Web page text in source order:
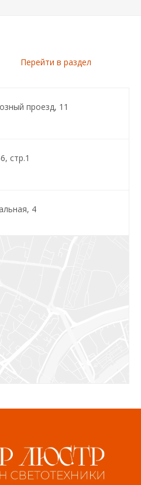
Перейти в раздел
проезд, 11
стр.1
4
61 ТЦ "Стройбери"